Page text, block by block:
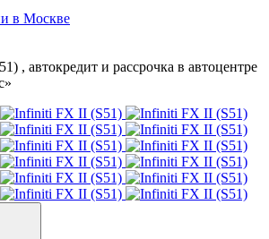
в Москве
, автокредит и рассрочка в автоцентре